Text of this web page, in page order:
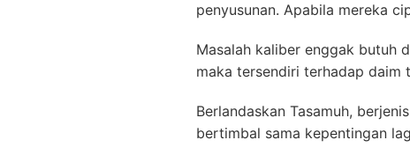
penyusunan. Apabila mereka
Masalah kaliber enggak butuh
maka tersendiri terhadap daim
Berlandaskan Tasamuh,
bertimbal sama kepentingan